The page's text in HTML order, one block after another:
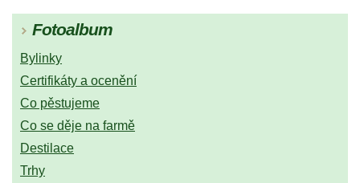
Fotoalbum
Bylinky
Certifikáty a ocenění
Co pěstujeme
Co se děje na farmě
Destilace
Trhy